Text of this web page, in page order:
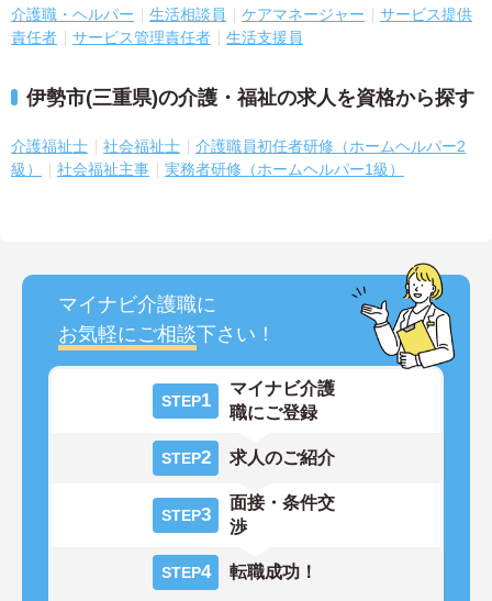
介護職・ヘルパー 生活相談員 ケアマネージャー
サービス提供
責任者
サービス管理責任者 生活支援員
伊勢市(三重県)の介護・福祉の求人を資格から探す
介護福祉士 社会福祉士
介護職員初任者研修（ホームヘルパー2
級）
社会福祉主事 実務者研修（ホームヘルパー1級）
マイナビ介護職に
お気軽にご相談下さい！
STEP1
マイナビ介護
職にご登録
STEP2 求人のご紹介
STEP3
面接・条件交
渉
STEP4 転職成功！